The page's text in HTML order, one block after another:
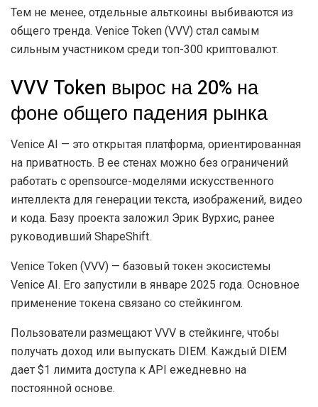
Тем не менее, отдельные альткоины выбиваются из
общего тренда. Venice Token (VVV) стал самым
сильным участником среди топ-300 криптовалют.
VVV Token вырос на 20% на
фоне общего падения рынка
Venice AI — это открытая платформа, ориентированная
на приватность. В ее стенах можно без ограничений
работать с opensource-моделями искусственного
интеллекта для генерации текста, изображений, видео
и кода. Базу проекта заложил Эрик Вурхис, ранее
руководивший ShapeShift.
Venice Token (VVV) — базовый токен экосистемы
Venice AI. Его запустили в январе 2025 года. Основное
применение токена связано со стейкингом.
Пользователи размещают VVV в стейкинге, чтобы
получать доход или выпускать DIEM. Каждый DIEM
дает $1 лимита доступа к API ежедневно на
постоянной основе.